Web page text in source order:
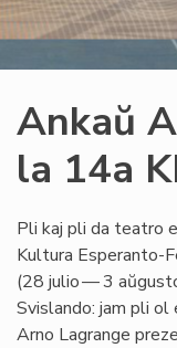
Ankaŭ
la 14a
Pli kaj pli da teatro
Kultura Esperanto-
(28 julio — 3
Svislando: jam pli ol
Arno Lagrange